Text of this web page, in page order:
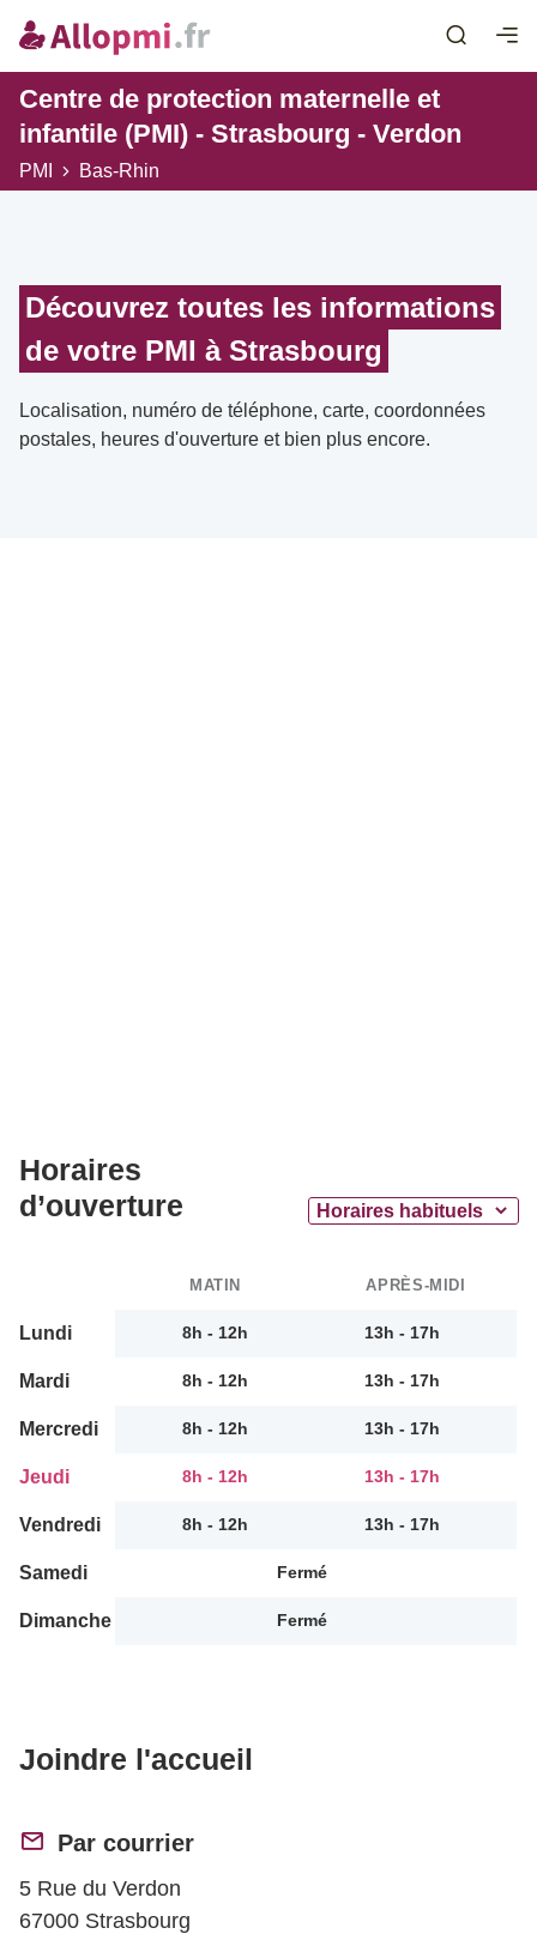
Centre de protection maternelle et
infantile (PMI) - Strasbourg - Verdon
PMI Bas-Rhin
Découvrez toutes les informations
de votre PMI à Strasbourg
Localisation, numéro de téléphone, carte, coordonnées
postales, heures d'ouverture et bien plus encore.
Horaires
d’ouverture
MATIN APRÈS-MIDI
Lundi 8h - 12h 13h - 17h
Mardi 8h - 12h 13h - 17h
Mercredi 8h - 12h 13h - 17h
Jeudi 8h - 12h 13h - 17h
Vendredi 8h - 12h 13h - 17h
Samedi Fermé
Dimanche Fermé
Joindre l'accueil
Par courrier
5 Rue du Verdon
67000 Strasbourg